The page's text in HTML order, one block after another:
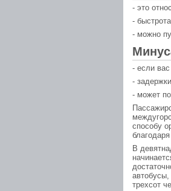
- это
-
- можно
- если вас
-
- может
способу
В
трехсот